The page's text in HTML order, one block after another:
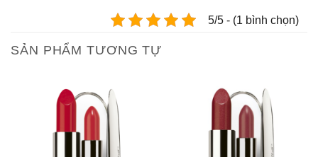
5/5 - (1 bình chọn)
SẢN PHẨM TƯƠNG TỰ